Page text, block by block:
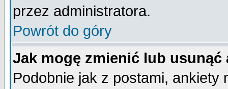
przez administratora.
Powrót do góry
Jak mogę zmienić lub usunąć
Podobnie jak z postami,